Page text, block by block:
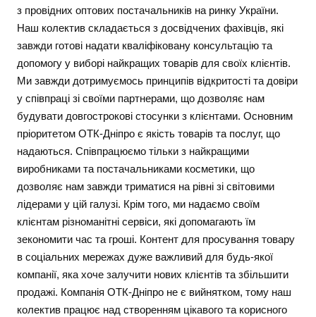
з провідних оптових постачальників на ринку України.
Наш колектив складається з досвідчених фахівців, які
завжди готові надати кваліфіковану консультацію та
допомогу у виборі найкращих товарів для своїх клієнтів.
Ми завжди дотримуємось принципів відкритості та довіри
у співпраці зі своїми партнерами, що дозволяє нам
будувати довгострокові стосунки з клієнтами. Основним
пріоритетом ОТК-Дніпро є якість товарів та послуг, що
надаються. Співпрацюємо тільки з найкращими
виробниками та постачальниками косметики, що
дозволяє нам завжди триматися на рівні зі світовими
лідерами у цій галузі. Крім того, ми надаємо своїм
клієнтам різноманітні сервіси, які допомагають їм
зекономити час та гроші. Контент для просування товару
в соціальних мережах дуже важливий для будь-якої
компанії, яка хоче залучити нових клієнтів та збільшити
продажі. Компанія ОТК-Дніпро не є вийнятком, тому наш
колектив працює над створенням цікавого та корисного